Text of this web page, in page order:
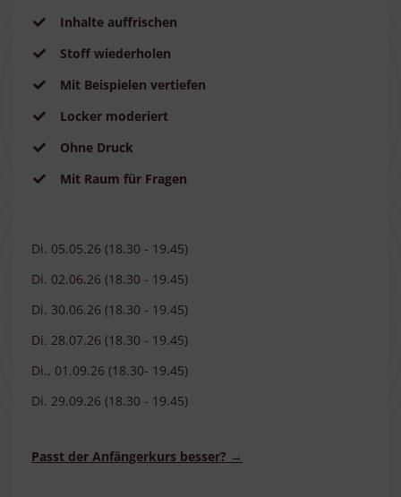
Inhalte auffrischen
Stoff wiederholen
Mit Beispielen vertiefen
Locker moderiert
Ohne Druck
Mit Raum für Fragen
Di. 05.05.26 (18.30 - 19.45)
Di. 02.06.26 (18.30 - 19.45)
Di. 30.06.26 (18.30 - 19.45)
Di. 28.07.26 (18.30 - 19.45)
Di., 01.09.26 (18.30- 19.45)
Di. 29.09.26 (18.30 - 19.45)
Passt der Anfängerkurs besser? →